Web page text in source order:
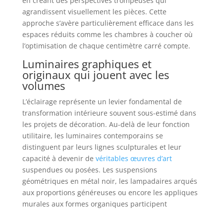
agrandissent visuellement les pièces. Cette
approche s’avère particulièrement efficace dans les
espaces réduits comme les chambres à coucher où
l’optimisation de chaque centimètre carré compte.
Luminaires graphiques et
originaux qui jouent avec les
volumes
L’éclairage représente un levier fondamental de
transformation intérieure souvent sous-estimé dans
les projets de décoration. Au-delà de leur fonction
utilitaire, les luminaires contemporains se
distinguent par leurs lignes sculpturales et leur
capacité à devenir de véritables œuvres d’art
suspendues ou posées. Les suspensions
géométriques en métal noir, les lampadaires arqués
aux proportions généreuses ou encore les appliques
murales aux formes organiques participent